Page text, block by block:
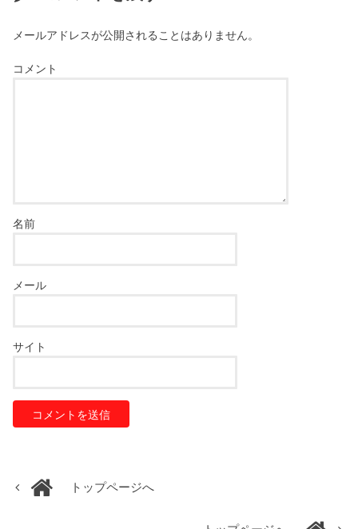
メールアドレスが公開されることはありません。
コメント
名前
メール
サイト
トップページへ